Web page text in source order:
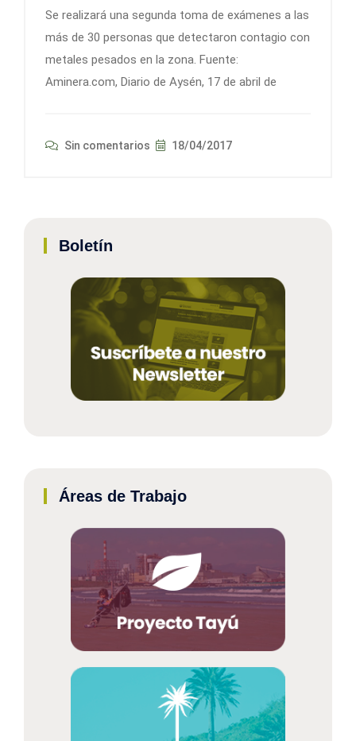
Se realizará una segunda toma de exámenes a las
más de 30 personas que detectaron contagio con
metales pesados en la zona. Fuente:
Aminera.com, Diario de Aysén, 17 de abril de
Sin comentarios 18/04/2017
Boletín
Áreas de Trabajo